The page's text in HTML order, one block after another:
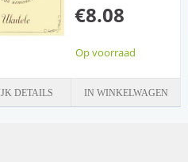
€8.08
Op voorraad
DETAILS IN WINKELWAGEN